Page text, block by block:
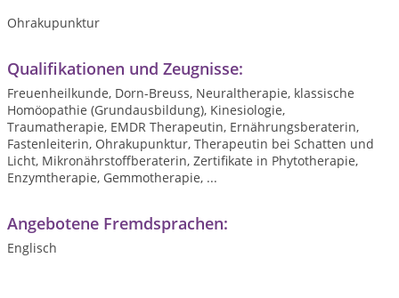
Ohrakupunktur
Qualifikationen und Zeugnisse:
Freuenheilkunde, Dorn-Breuss, Neuraltherapie, klassische
Homöopathie (Grundausbildung), Kinesiologie,
Traumatherapie, EMDR Therapeutin, Ernährungsberaterin,
Fastenleiterin, Ohrakupunktur, Therapeutin bei Schatten und
Licht, Mikronährstoffberaterin, Zertifikate in Phytotherapie,
Enzymtherapie, Gemmotherapie, ...
Angebotene Fremdsprachen:
Englisch